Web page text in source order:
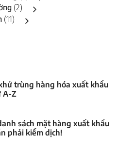
(2)
(11)
trùng hàng hóa xuất khẩu
A-Z
sách mặt hàng xuất khẩu
phải kiểm dịch!